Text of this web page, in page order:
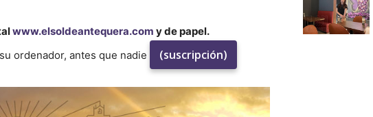
www.elsoldeantequera.com y de papel.
ordenador, antes que nadie
(suscripción)